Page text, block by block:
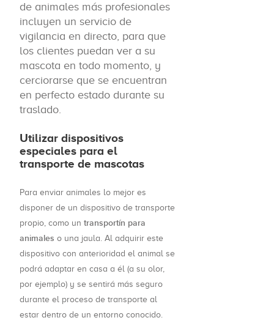
de animales más profesionales
incluyen un servicio de
vigilancia en directo, para que
los clientes puedan ver a su
mascota en todo momento, y
cerciorarse que se encuentran
en perfecto estado durante su
traslado.
Utilizar dispositivos
especiales para el
transporte de mascotas
Para enviar animales lo mejor es
disponer de un dispositivo de transporte
propio, como un transportín para
animales o una jaula. Al adquirir este
dispositivo con anterioridad el animal se
podrá adaptar en casa a él (a su olor,
por ejemplo) y se sentirá más seguro
durante el proceso de transporte al
estar dentro de un entorno conocido.